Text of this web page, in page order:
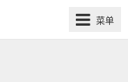
菜单